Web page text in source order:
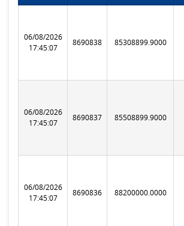
06/08/2026
17:45:07
8690838 85308899.9000
06/08/2026
17:45:07
8690837 85508899.9000
06/08/2026
17:45:07
8690836 88200000.0000